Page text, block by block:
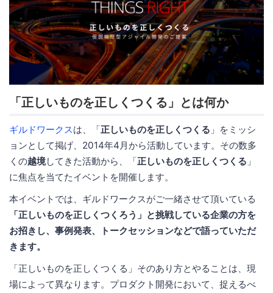
「正しいものを正しくつくる」とは何か
ギルドワークスは、「正しいものを正しくつくる 」をミッシ
ョンとして掲げ、2014年4月から活動しています。その数多
くの越境してきた活動から、「正しいものを正しくつくる 」
に焦点を当てたイベントを開催します。
本イベントでは、ギルドワークスがご一緒させて頂いている
「正しいものを正しくつくろう」と挑戦している企業の方を
お招きし、事例発表、トークセッションなどで語っていただ
きます。
「正しいものを正しくつくる」そのあり方とやることは、現
場によって異なります。プロダクト開発において、捉えるべ